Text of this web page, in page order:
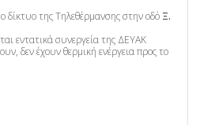
δίκτυο της Τηλεθέρμανσης στην οδό Ξ.
εντατικά συνεργεία της ΔΕΥΑΚ
δεν έχουν θερμική ενέργεια προς το